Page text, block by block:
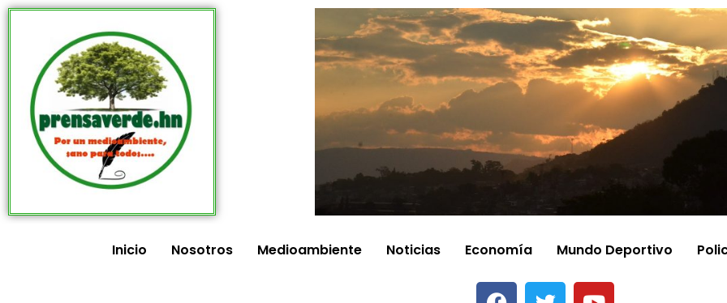
Inicio Nosotros Medioambiente Noticias Economía Mundo Deportivo